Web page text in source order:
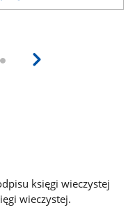
księgi wieczystej
wieczystej.